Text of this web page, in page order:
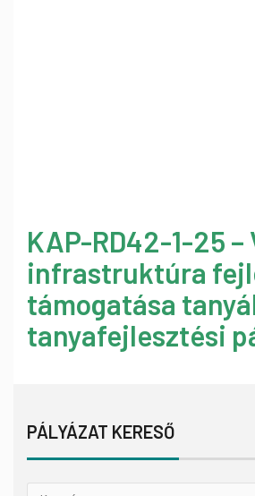
KAP-RD42-1-25 –
infrastruktúra
támogatása
tanyafejlesztési
PÁLYÁZAT KERESŐ